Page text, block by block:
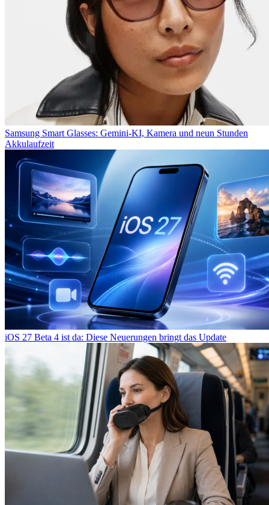
Samsung Smart Glasses: Gemini-KI, Kamera und neun Stunden
Akkulaufzeit
iOS 27 Beta 4 ist da: Diese Neuerungen bringt das Update